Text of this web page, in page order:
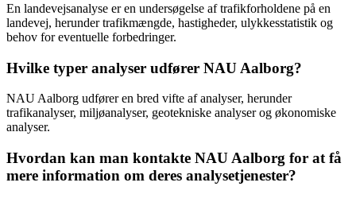
En landevejsanalyse er en undersøgelse af trafikforholdene på en
landevej, herunder trafikmængde, hastigheder, ulykkesstatistik og
behov for eventuelle forbedringer.
Hvilke typer analyser udfører NAU Aalborg?
NAU Aalborg udfører en bred vifte af analyser, herunder
trafikanalyser, miljøanalyser, geotekniske analyser og økonomiske
analyser.
Hvordan kan man kontakte NAU Aalborg for at få
mere information om deres analysetjenester?